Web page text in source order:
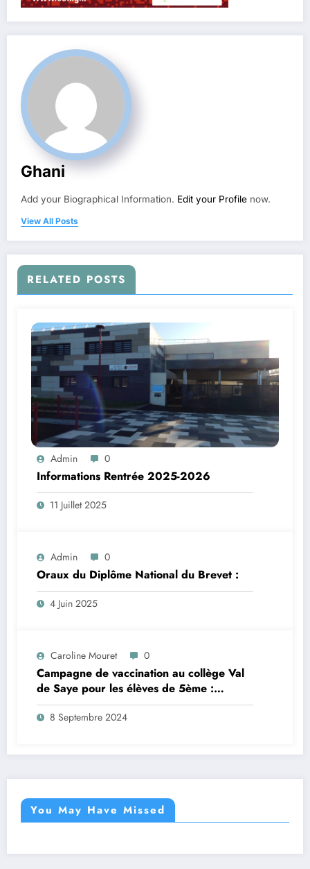
Ghani
Add your Biographical Information. Edit your Profile now.
View All Posts
RELATED POSTS
Admin 0
Informations Rentrée 2025-2026
11 Juillet 2025
Admin 0
Oraux du Diplôme National du Brevet :
4 Juin 2025
Caroline Mouret 0
Campagne de vaccination au collège Val
de Saye pour les élèves de 5ème :
inscription en ligne avant le 28 septembre
2024
8 Septembre 2024
You May Have Missed